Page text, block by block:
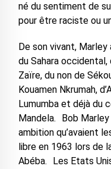
né du sentiment de
pour être raciste ou
De son vivant,
du Sahara occidental,
Zaïre, du non de
Kouamen Nkrumah,
Lumumba et déjà du
Mandela. Bob Marley
ambition qu’avaient
libre en 1963 lors de
Abéba. Les Etats